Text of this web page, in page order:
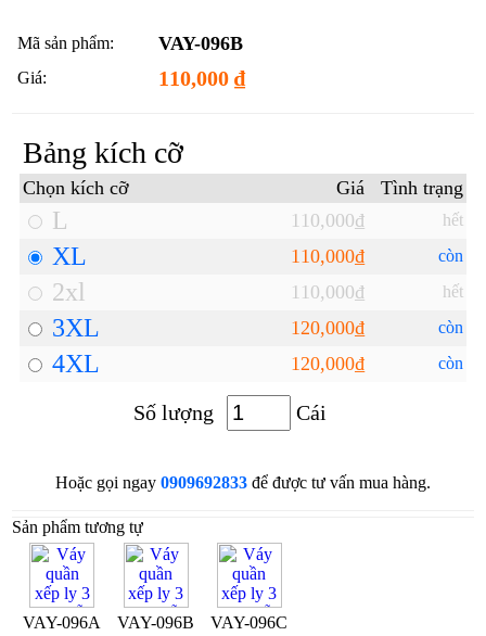
Mã sản phẩm: VAY-096B
Giá: 110,000 ₫
Bảng kích cỡ
Chọn kích cỡ Giá Tình trạng
L 110,000₫ hết
XL 110,000₫ còn
2xl 110,000₫ hết
3XL 120,000₫ còn
4XL 120,000₫ còn
Số lượng Cái
Hoặc gọi ngay 0909692833 để được tư vấn mua hàng.
Sản phẩm tương tự
VAY-096A VAY-096B VAY-096C